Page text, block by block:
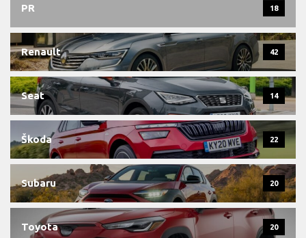
PR 18
Renault 42
Seat 14
Škoda 22
Subaru 20
Toyota 20